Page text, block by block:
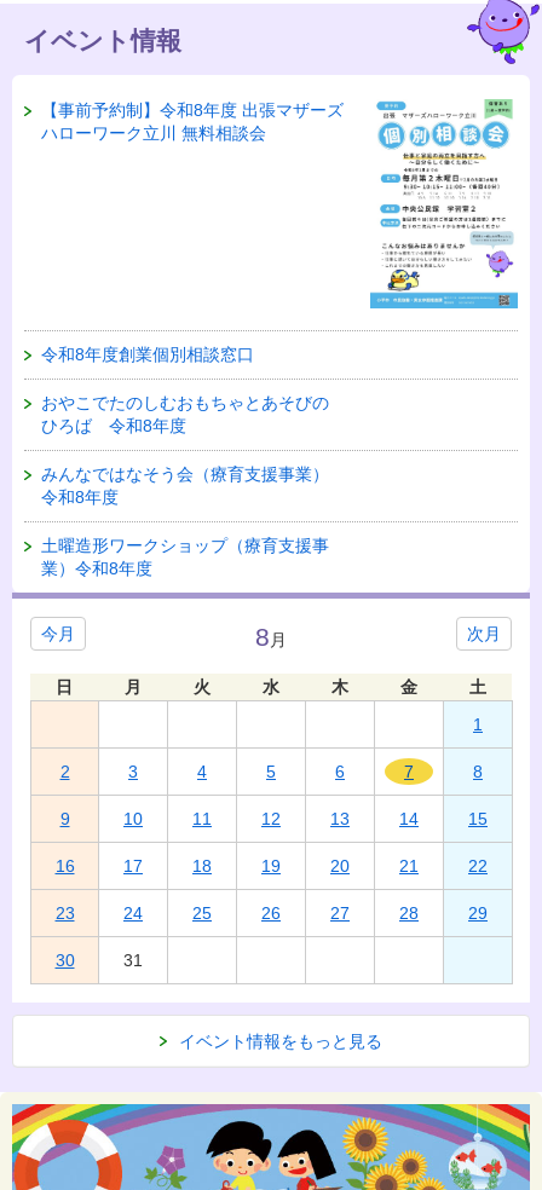
イベント情報
【事前予約制】令和8年度 出張マザーズ
ハローワーク立川 無料相談会
令和8年度創業個別相談窓口
おやこでたのしむおもちゃとあそびの
ひろば 令和8年度
みんなではなそう会（療育支援事業）
令和8年度
土曜造形ワークショップ（療育支援事
業）令和8年度
今月 次月
8 月
日 月 火 水 木 金
土
1
2 3 4 5 6 7 8
9 10 11 12 13 14 15
16 17 18 19 20 21 22
23 24 25 26 27 28 29
30 31
イベント情報をもっと見る